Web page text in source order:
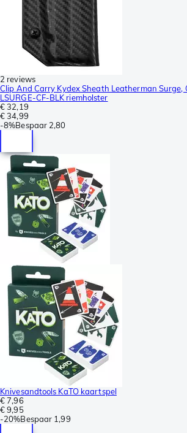
2 reviews
Clip And Carry Kydex Sheath Leatherman Surge,
LSURGE-CF-BLK riemholster
€ 32,19
€ 34,99
-8%Bespaar 2,80
Knivesandtools KaTO kaartspel
€ 7,96
€ 9,95
-20%Bespaar 1,99